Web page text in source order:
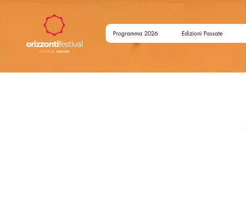
Programma 2026 Edizioni Passate